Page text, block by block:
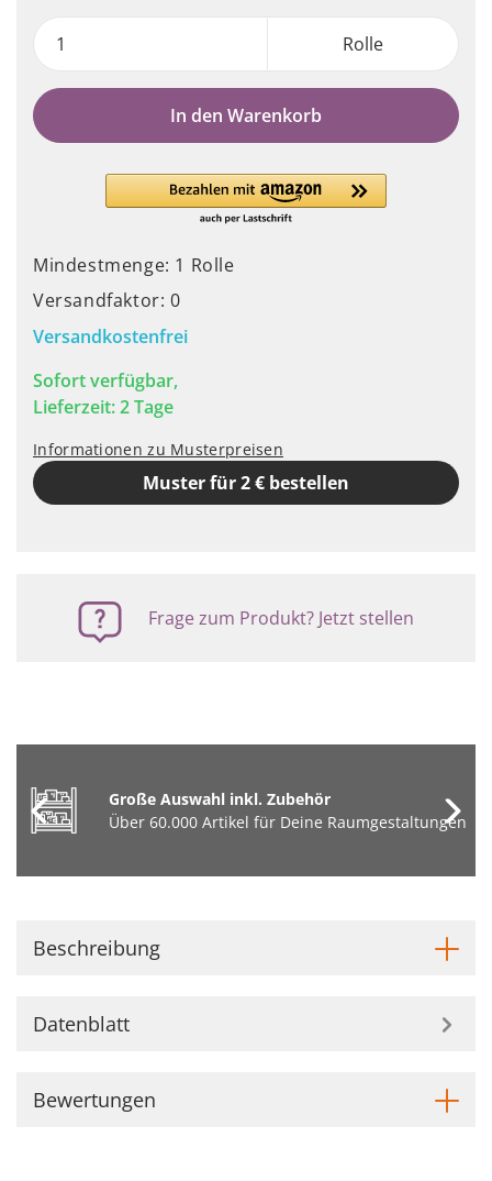
Rolle
In den Warenkorb
Mindestmenge: 1 Rolle
Versandfaktor: 0
Versandkostenfrei
Sofort verfügbar,
Lieferzeit: 2 Tage
Informationen zu Musterpreisen
Muster für 2 € bestellen
Frage zum Produkt? Jetzt stellen
Große Auswahl inkl. Zubehör
Über 60.000 Artikel für Deine Raumgestaltungen
Beschreibung
Datenblatt
Bewertungen